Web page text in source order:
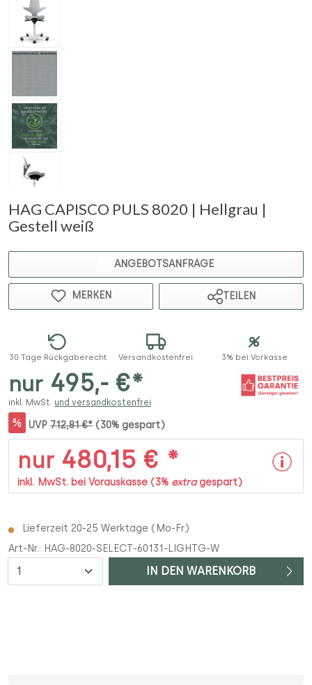
HAG CAPISCO PULS 8020 | Hellgrau |
Gestell weiß
ANGEBOTSANFRAGE
MERKEN TEILEN
30 Tage Rückgaberecht Versandkostenfrei 3% bei Vorkasse
nur 495,- €*
inkl. MwSt. und versandkostenfrei
% UVP 712,81 €* (30% gespart)
nur 480,15 € *
inkl. MwSt. bei Vorauskasse (3% extragespart)
Lieferzeit 20-25 Werktage (Mo-Fr)
Art-Nr.: HAG-8020-SELECT-60131-LIGHTG-W
Anzahl IN DEN WARENKORB